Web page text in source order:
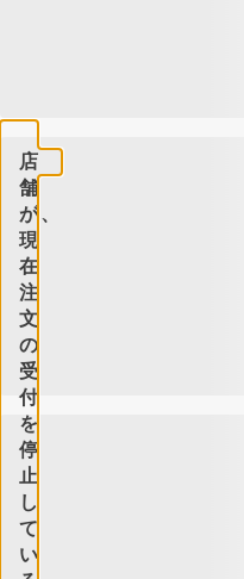
店
舗
が、
現
在
注
文
の
受
付
を
停
止
し
て
い